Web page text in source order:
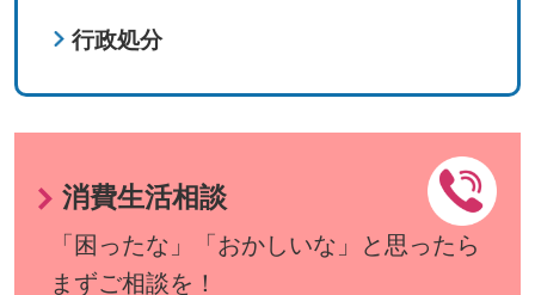
行政処分
消費生活相談
「困ったな」「おかしいな」と思ったら
まずご相談を！